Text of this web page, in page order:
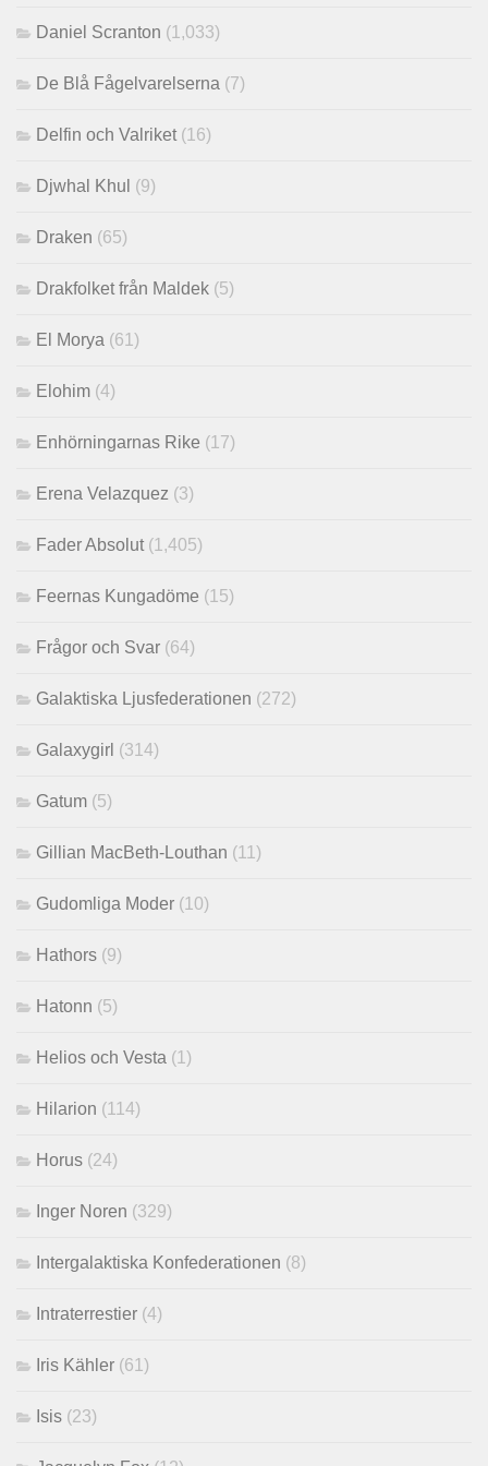
Daniel Scranton (1,033)
De Blå Fågelvarelserna (7)
Delfin och Valriket (16)
Djwhal Khul (9)
Draken (65)
Drakfolket från Maldek (5)
El Morya (61)
Elohim (4)
Enhörningarnas Rike (17)
Erena Velazquez (3)
Fader Absolut (1,405)
Feernas Kungadöme (15)
Frågor och Svar (64)
Galaktiska Ljusfederationen (272)
Galaxygirl (314)
Gatum (5)
Gillian MacBeth-Louthan (11)
Gudomliga Moder (10)
Hathors (9)
Hatonn (5)
Helios och Vesta (1)
Hilarion (114)
Horus (24)
Inger Noren (329)
Intergalaktiska Konfederationen (8)
Intraterrestier (4)
Iris Kähler (61)
Isis (23)